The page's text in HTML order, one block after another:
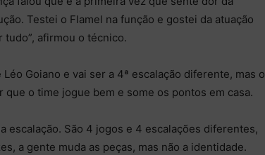
Testei o Flamel na função e gostei da atuação
afirmou o técnico.
Goiano e vai ser a 4ª escalação diferente, mas o
o time jogue bem e some os pontos em casa.
escalação. São 4 jogos e 4 escalações diferentes,
a gente muda as peças, mas não a identidade.